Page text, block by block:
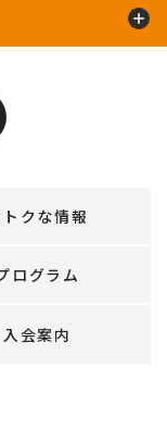
クな情報
ログラム
入会案内